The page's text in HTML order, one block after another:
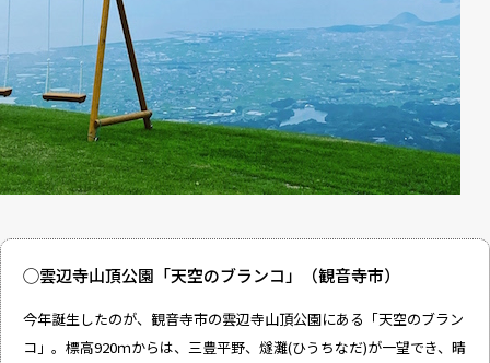
◯雲辺寺山頂公園「天空のブランコ」（観音寺市）
今年誕生したのが、観音寺市の雲辺寺山頂公園にある「天空のブラン
コ」。標高920ｍからは、三豊平野、燧灘(ひうちなだ)が一望でき、晴